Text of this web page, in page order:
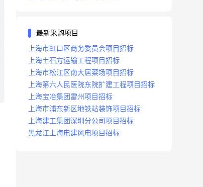
最新采购项目
上海市虹口区商务委员会项目招标
上海土石方运输工程项目招标
上海市松江区南大居菜场项目招标
上海第六人民医院东院扩建工程项目招标
上海宝冶集团雷州项目招标
上海市浦东新区地铁站装饰项目招标
上海建工集团深圳分公司项目招标
黑龙江上海电建风电项目招标